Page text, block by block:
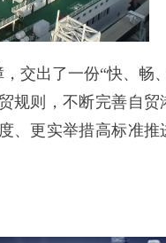
交出了一份“快、畅
规则，不断完善自贸
、更实举措高标准推